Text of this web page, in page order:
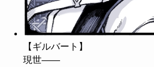
【ギルバート】
現世――